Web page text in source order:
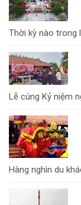
Thời kỳ nào trong
Lễ cúng Kỷ niệm
Hàng nghìn du